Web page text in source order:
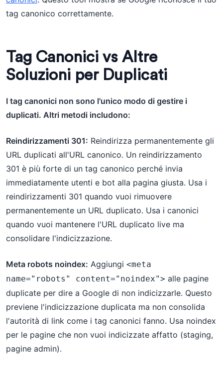
tag canonico correttamente.
Tag Canonici vs Altre
Soluzioni per Duplicati
I tag canonici non sono l'unico modo di gestire i
duplicati. Altri metodi includono:
Reindirizzamenti 301: Reindirizza permanentemente gli
URL duplicati all'URL canonico. Un reindirizzamento
301 è più forte di un tag canonico perché invia
immediatamente utenti e bot alla pagina giusta. Usa i
reindirizzamenti 301 quando vuoi rimuovere
permanentemente un URL duplicato. Usa i canonici
quando vuoi mantenere l'URL duplicato live ma
consolidare l'indicizzazione.
Meta robots noindex: Aggiungi <meta
name="robots" content="noindex"> alle pagine
duplicate per dire a Google di non indicizzarle. Questo
previene l'indicizzazione duplicata ma non consolida
l'autorità di link come i tag canonici fanno. Usa noindex
per le pagine che non vuoi indicizzate affatto (staging,
pagine admin).